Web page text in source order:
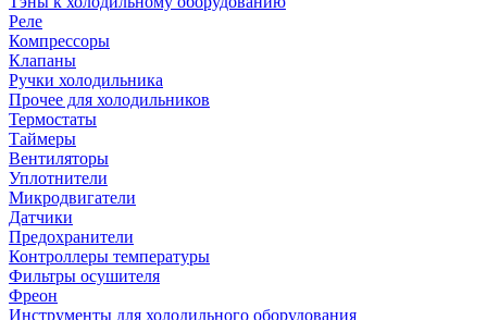
Реле
Компрессоры
Клапаны
Ручки холодильника
Прочее для холодильников
Термостаты
Таймеры
Вентиляторы
Уплотнители
Микродвигатели
Датчики
Предохранители
Контроллеры температуры
Фильтры осушителя
Фреон
Инструменты для холодильного оборудования